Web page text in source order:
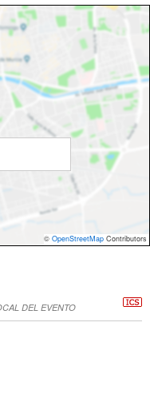
© OpenStreetMap Contributors
DEL EVENTO